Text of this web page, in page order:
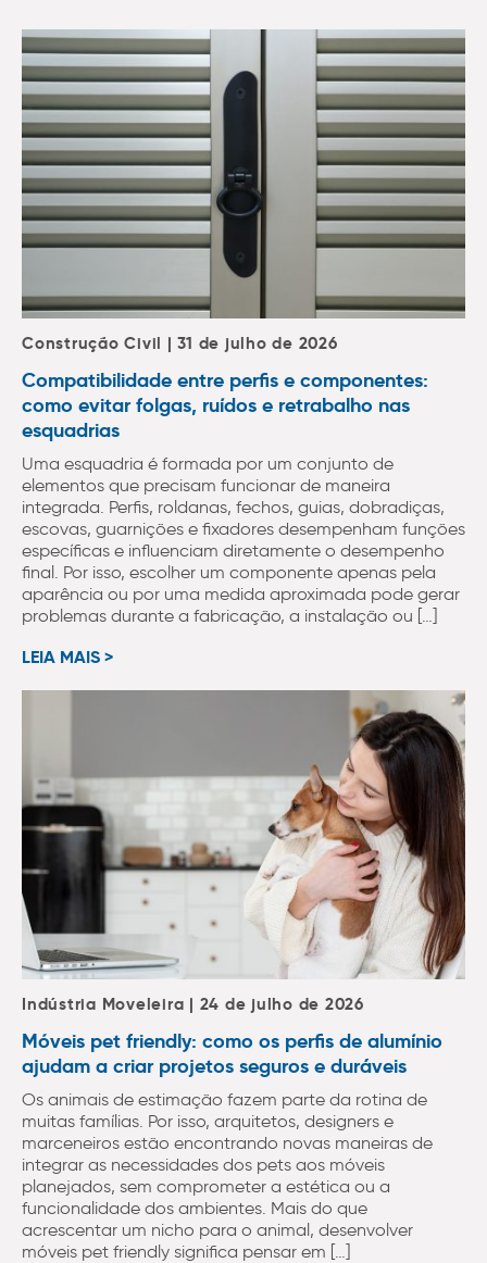
Construção Civil | 31 de julho de 2026
Compatibilidade entre perfis e componentes:
como evitar folgas, ruídos e retrabalho nas
esquadrias
Uma esquadria é formada por um conjunto de
elementos que precisam funcionar de maneira
integrada. Perfis, roldanas, fechos, guias, dobradiças,
escovas, guarnições e fixadores desempenham funções
específicas e influenciam diretamente o desempenho
final. Por isso, escolher um componente apenas pela
aparência ou por uma medida aproximada pode gerar
problemas durante a fabricação, a instalação ou […]
LEIA MAIS >
Indústria Moveleira | 24 de julho de 2026
Móveis pet friendly: como os perfis de alumínio
ajudam a criar projetos seguros e duráveis
Os animais de estimação fazem parte da rotina de
muitas famílias. Por isso, arquitetos, designers e
marceneiros estão encontrando novas maneiras de
integrar as necessidades dos pets aos móveis
planejados, sem comprometer a estética ou a
funcionalidade dos ambientes. Mais do que
acrescentar um nicho para o animal, desenvolver
móveis pet friendly significa pensar em […]